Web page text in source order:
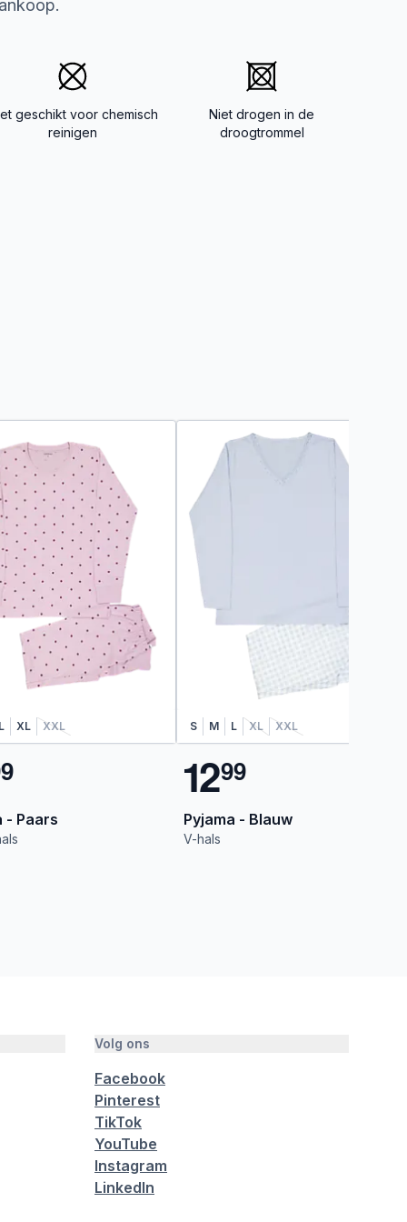
geschikt voor chemisch
reinigen
Niet drogen in de
droogtrommel
L XL XXL
9
- Paars
S M L XL XXL
1299
Pyjama - Blauw
V-hals
Volg ons
Facebook
Pinterest
TikTok
YouTube
Instagram
LinkedIn